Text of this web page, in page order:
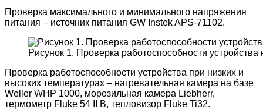
Проверка максимального и минимального напряжения
питания – источник питания GW Instek APS-71102.
Рисунок 1. Проверка работоспособности
Проверка работоспособности устройства при низких и
высоких температурах – нагревательная камера на базе
Weller WHP 1000, морозильная камера Liebherr,
термометр Fluke 54 II B, тепловизор Fluke Ti32.